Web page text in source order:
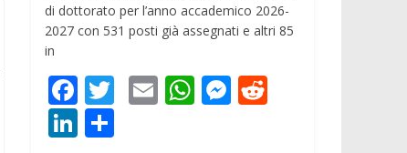
di dottorato per l’anno accademico 2026-
2027 con 531 posti già assegnati e altri 85
in
F
ac
T E W M
Li